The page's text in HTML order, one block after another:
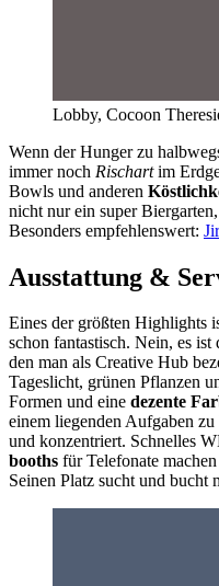
Lobby, Cocoon
Wenn der Hunger zu
immer noch Rischartim
Bowls und anderen
nicht nur ein super
Besonders empfehlenswert:
Ausstattung &
Eines der größten Highlights
schon fantastisch. Nein, es ist
den man als Creative Hub
Tageslicht, grünen Pflanzen
Formen und eine dezente
einem liegenden Aufgaben
und konzentriert. Schnelles
booths für Telefonate
Seinen Platz sucht und bucht